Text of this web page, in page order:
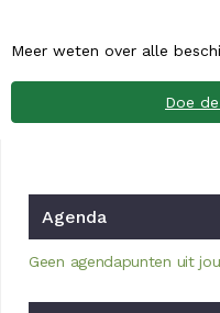
Meer weten over alle
Doe
Agenda
Geen agendapunten uit